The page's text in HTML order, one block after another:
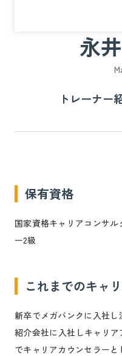
永
トレーナー
保有資格
国家資格キャリアコンサ
ー2級
これまでのキャ
新卒でメガバンクに入社
紹介会社に入社しキャリ
でキャリアカウンセラー